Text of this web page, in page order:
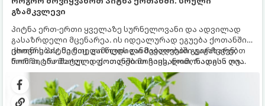
გზამკვლევი
პიტნა ერთ-ერთი ყველაზე სურნელოვანი და ადვილად
გასაზრდელი მცენარეა. ის იდეალურად ეგუება ქოთანში
ცხოვრებას, მეტიც, გამოცდილი მებაღეები გვირჩევენ,
რომ პიტნა მხოლოდ ქოთანში მოვიყვანოთ, რადგან ღია
გრუნტში (ბაღში) დარგვისას ის ფესვებით ძალიან
სწრაფად ვრცელდება და სხვა მცენარეებს ავიწროებს.
ქოთნის პიტნა მთელი წლის განმავლობაში გაგახარებთ
ნორჩი, არომატული ფოთლებით ჩაის, ლიმონათისა თუ
კერძებისთვის.